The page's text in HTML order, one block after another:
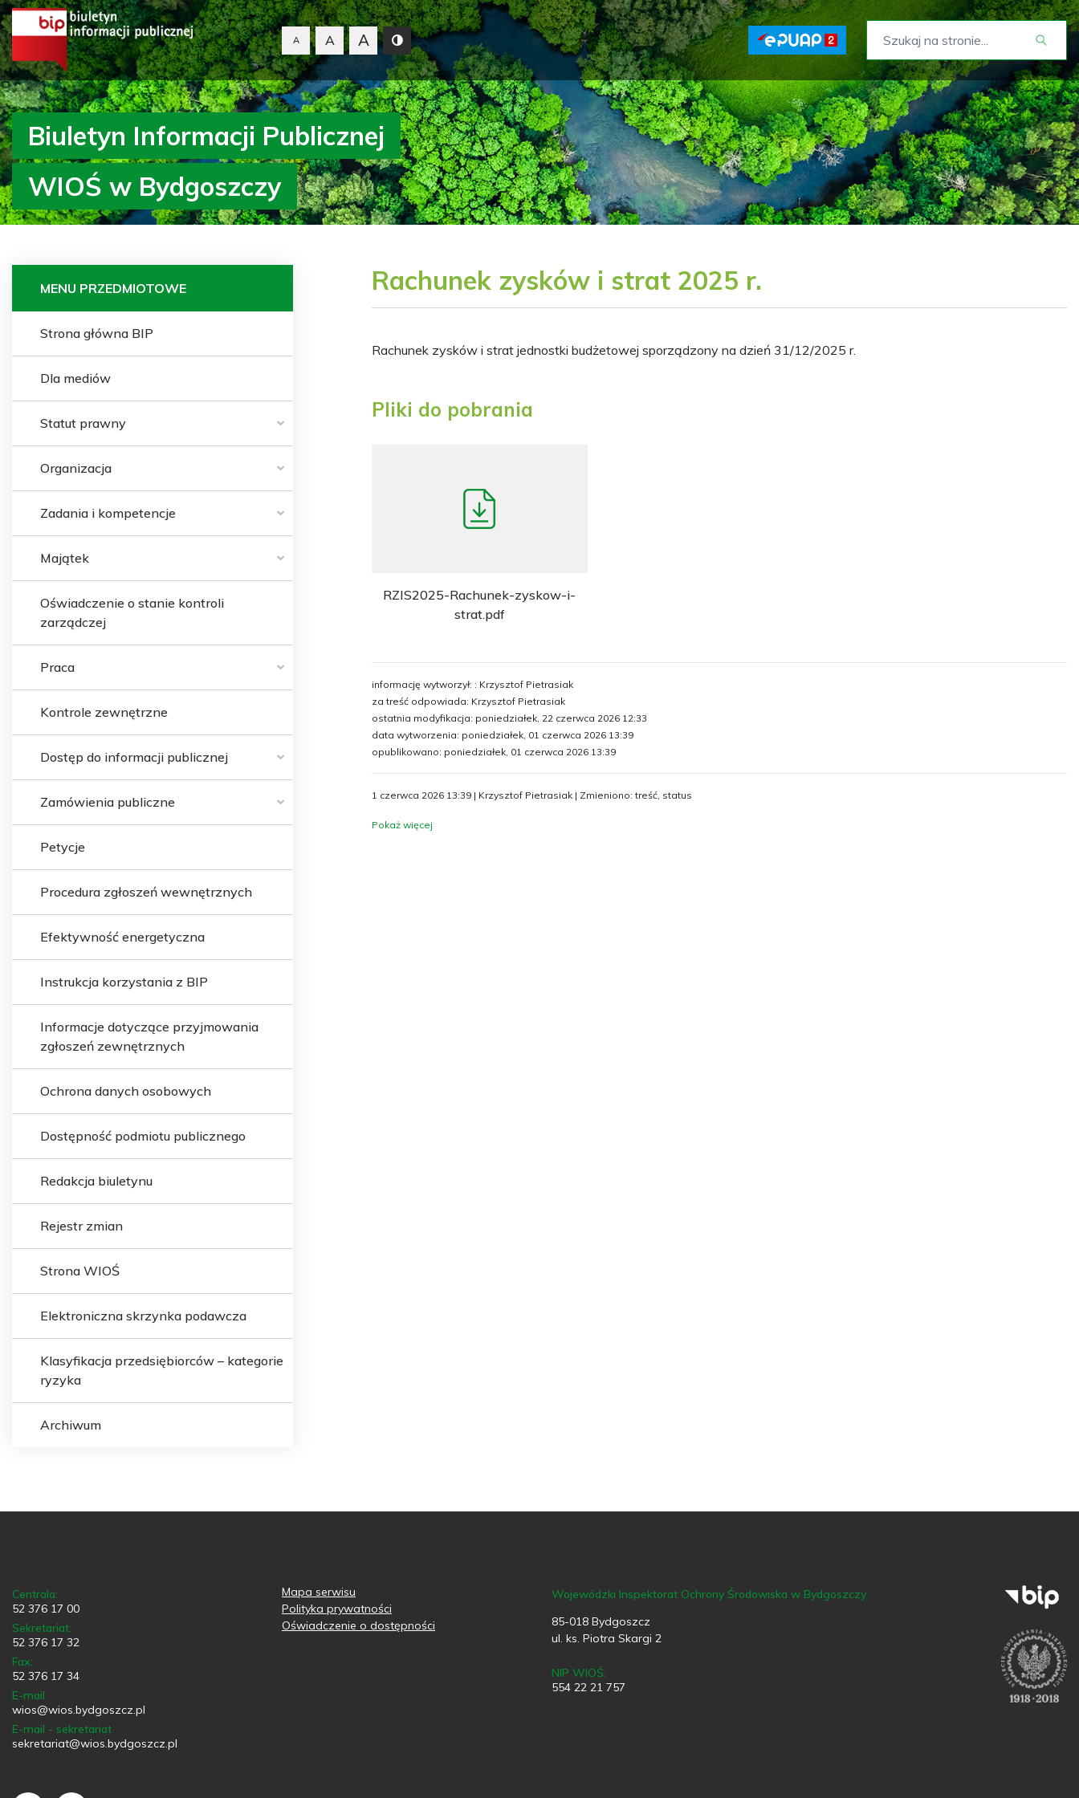
A A A
Biuletyn Informacji Publicznej
WIOŚ w Bydgoszczy
MENU PRZEDMIOTOWE
Strona główna BIP
Dla mediów
Statut prawny
Organizacja
Zadania i kompetencje
Majątek
Oświadczenie o stanie kontroli
zarządczej
Praca
Kontrole zewnętrzne
Dostęp do informacji publicznej
Zamówienia publiczne
Petycje
Procedura zgłoszeń wewnętrznych
Efektywność energetyczna
Instrukcja korzystania z BIP
Informacje dotyczące przyjmowania
zgłoszeń zewnętrznych
Ochrona danych osobowych
Dostępność podmiotu publicznego
Redakcja biuletynu
Rejestr zmian
Strona WIOŚ
Elektroniczna skrzynka podawcza
Klasyfikacja przedsiębiorców – kategorie
ryzyka
Archiwum
Rachunek zysków i strat 2025 r.
Rachunek zysków i strat jednostki budżetowej sporządzony na dzień 31/12/2025 r.
Pliki do pobrania
RZIS2025-Rachunek-zyskow-i-
strat.pdf
informację wytworzył: : Krzysztof Pietrasiak
za treść odpowiada: Krzysztof Pietrasiak
ostatnia modyfikacja: poniedziałek, 22 czerwca 2026 12:33
data wytworzenia: poniedziałek, 01 czerwca 2026 13:39
opublikowano: poniedziałek, 01 czerwca 2026 13:39
1 czerwca 2026 13:39 | Krzysztof Pietrasiak | Zmieniono: treść, status
Pokaż więcej
Centrala:
52 376 17 00
Sekretariat:
52 376 17 32
Fax:
52 376 17 34
E-mail
wios@wios.bydgoszcz.pl
E-mail - sekretariat
sekretariat@wios.bydgoszcz.pl
Mapa serwisu
Polityka prywatności
Oświadczenie o dostępności
Wojewódzki Inspektorat Ochrony Środowiska w Bydgoszczy
85-018 Bydgoszcz
ul. ks. Piotra Skargi 2
NIP WIOŚ:
554 22 21 757